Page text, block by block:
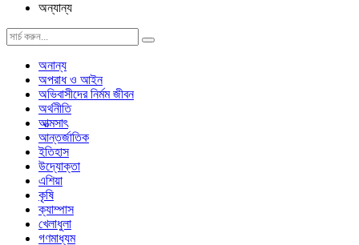
অন্যান্য
অনান্য
অপরাধ ও আইন
অভিবাসীদের নির্মম জীবন
অর্থনীতি
আত্মসাৎ
আন্তর্জাতিক
ইতিহাস
উদ্যোক্তা
এশিয়া
কৃষি
ক্যাম্পাস
খেলাধুলা
গণমাধ্যম